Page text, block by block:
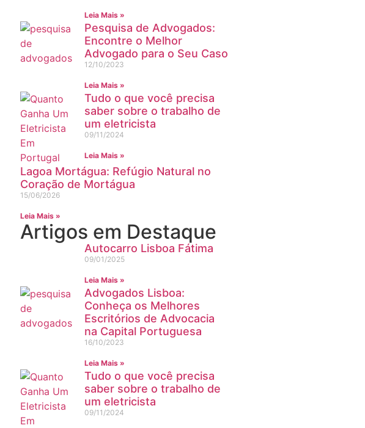
Leia Mais »
Pesquisa de Advogados:
Encontre o Melhor
Advogado para o Seu Caso
12/10/2023
Leia Mais »
Tudo o que você precisa
saber sobre o trabalho de
um eletricista
09/11/2024
Leia Mais »
Lagoa Mortágua: Refúgio Natural no
Coração de Mortágua
15/06/2026
Leia Mais »
Artigos em Destaque
Autocarro Lisboa Fátima
09/01/2025
Leia Mais »
Advogados Lisboa:
Conheça os Melhores
Escritórios de Advocacia
na Capital Portuguesa
16/10/2023
Leia Mais »
Tudo o que você precisa
saber sobre o trabalho de
um eletricista
09/11/2024